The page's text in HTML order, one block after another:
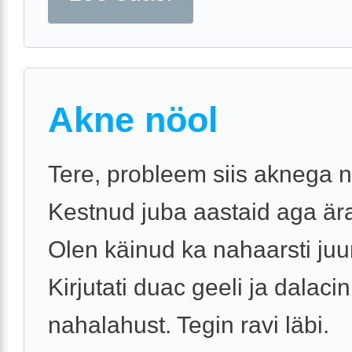
Akne nöol
Tere, probleem siis aknega
Kestnud juba aastaid aga
Olen käinud ka nahaarsti
Kirjutati duac geeli ja
nahalahust. Tegin ravi läbi.